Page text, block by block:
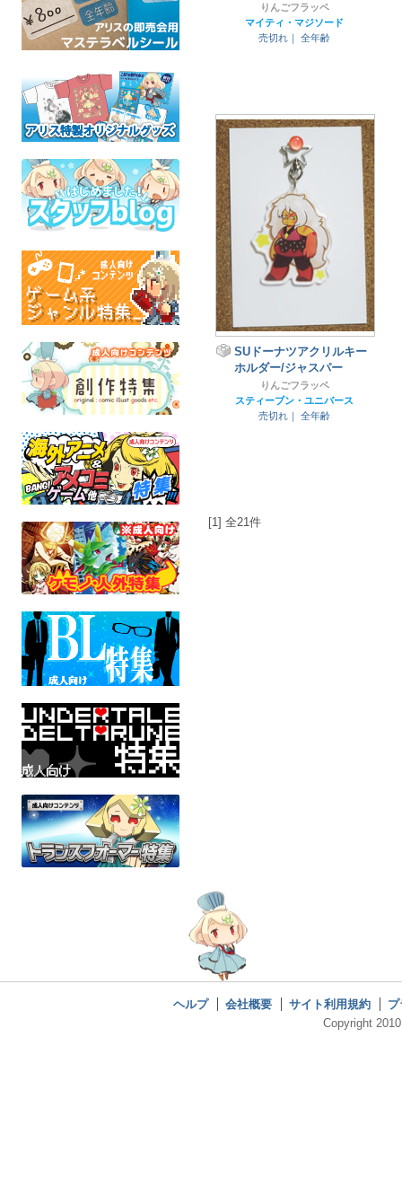
りんごフラッペ
マイティ・マジソード
売切れ｜
全年齢
SUドーナツアクリルキー
ホルダー/ジャスパー
りんごフラッペ
スティーブン・ユニバース
売切れ｜
全年齢
[1] 全21件
ヘルプ 会社概要 サイト利用規約
Copyright